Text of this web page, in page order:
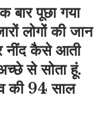
बार पूछा गया
लोगों की जान
नींद कैसे आती
से सोता हूं.
की 94 साल